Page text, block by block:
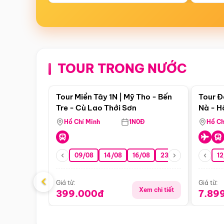
TOUR TRONG NƯỚC
Điểm nổi bật
Tour Miền Tây 1N | Mỹ Tho - Bến
Tre - Cù Lao Thới Sơn
Hồ Chí Minh 1N0Đ
09/08 14/08 16/08 23/08 30/08
Giá từ:
399.000đ Xem chi tiết
Tour
Nà -
Nha
Hồ
Giá từ:
‹